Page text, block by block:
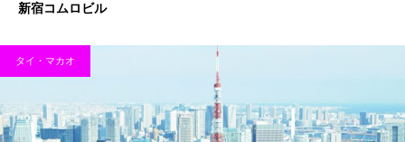
新宿コムロビル
タイ・マカオ